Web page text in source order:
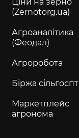
(Zernotorg.ua)
Агроаналітика
(Феодал)
Агроробота
Біржа
Маркетплейс
агронома